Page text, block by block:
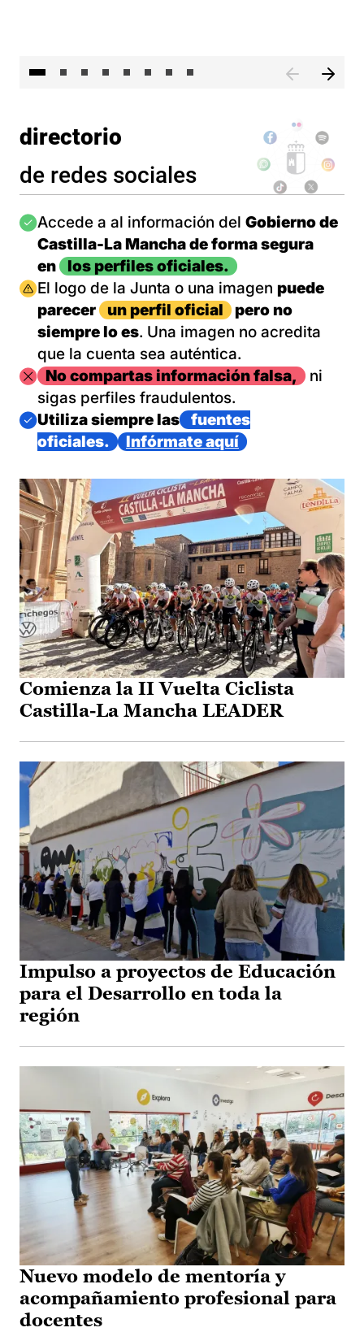
directorio
de redes sociales
Imagen
Accede a al información del Gobierno de
Castilla-La Mancha de forma segura
en
los perfiles oficiales.
Imagen
El logo de la Junta o una imagen puede
parecer
un perfil oficial
pero no
siempre lo es. Una imagen no acredita
que la cuenta sea auténtica.
ImagenNo compartas información falsa,
ni
sigas perfiles fraudulentos.
Imagen
Utiliza siempre las
fuentes
oficiales.
Infórmate aquí
Comienza la II Vuelta Ciclista
Castilla-La Mancha LEADER
Impulso a proyectos de Educación
para el Desarrollo en toda la
región
Nuevo modelo de mentoría y
acompañamiento profesional para
docentes